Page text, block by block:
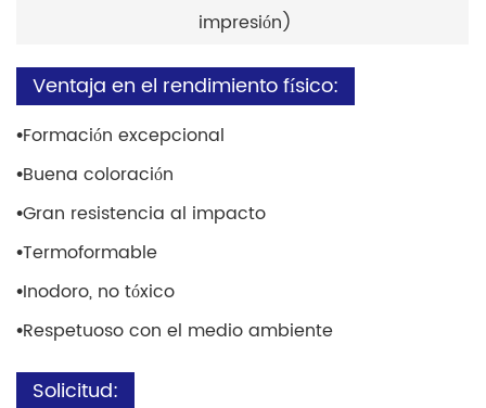
impresión)
Ventaja en el rendimiento físico:
•Formación excepcional
•Buena coloración
•Gran resistencia al impacto
•Termoformable
•Inodoro, no tóxico
•Respetuoso con el medio ambiente
Solicitud: